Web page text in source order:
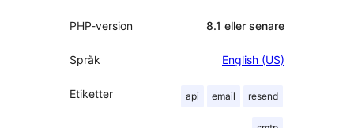
PHP-version 8.1 eller senare
Språk English (US)
Etiketter api email resend